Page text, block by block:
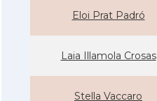
Eloi Prat Padró
Laia Illamola Crosas
Stella Vaccaro